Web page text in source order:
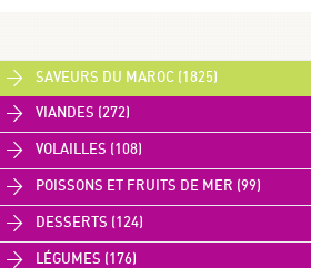
SAVEURS DU MAROC (1825)
VIANDES (272)
VOLAILLES (108)
POISSONS ET FRUITS DE MER (99)
DESSERTS (124)
LÉGUMES (176)